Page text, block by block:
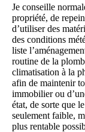
Je conseille
propriété, de
d’utiliser des
des conditions
liste
routine de la
climatisation à la
afin de maintenir
immobilier ou
état, de sorte que
seulement faible,
plus rentable